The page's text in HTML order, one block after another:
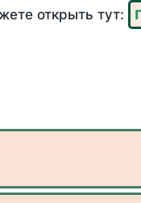
открыть тут: